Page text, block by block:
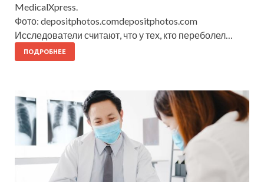
MedicalXpress.
Фото: depositphotos.comdepositphotos.com
Исследователи считают, что у тех, кто переболел…
ПОДРОБНЕЕ